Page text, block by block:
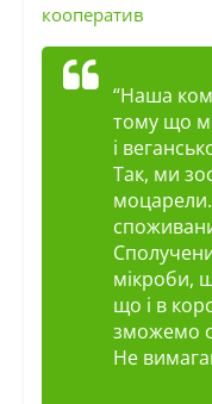
кооператив
“Наша
тому що
і
Так, ми
мікроби,
що і в
зможемо
Не